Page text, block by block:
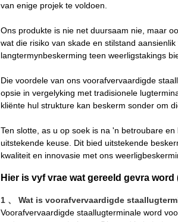
van enige projek te voldoen.
Ons produkte is nie net duursaam nie, maar
wat die risiko van skade en stilstand
langtermynbeskerming teen weerligstakings
Die voordele van ons voorafvervaardigde
opsie in vergelyking met tradisionele
kliënte hul strukture kan beskerm sonder om
Ten slotte, as u op soek is na 'n betroubare
uitstekende keuse. Dit bied uitstekende
kwaliteit en innovasie met ons
Hier is vyf vrae wat gereeld gevra
1 、 Wat is voorafvervaardigde
Voorafvervaardigde staallugterminale word